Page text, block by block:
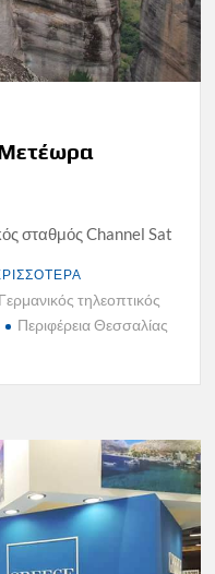
Μετέωρα
σταθμός Channel Sat
Γερμανικός τηλεοπτικός
Περιφέρεια Θεσσαλίας